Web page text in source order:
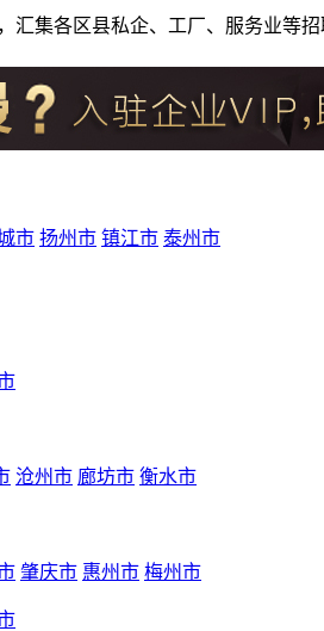
汇集各区县私企、工厂、服务业等
市 扬州市 镇江市 泰州市
沧州市 廊坊市 衡水市
肇庆市 惠州市 梅州市